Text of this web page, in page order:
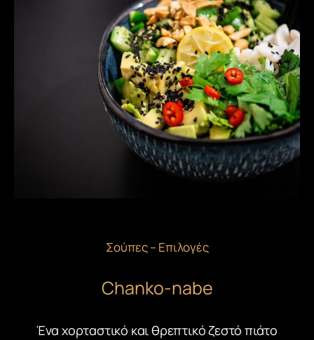
Σούπες – Επιλογές
Chanko-nabe
Ένα χορταστικό και θρεπτικό ζεστό πιάτο